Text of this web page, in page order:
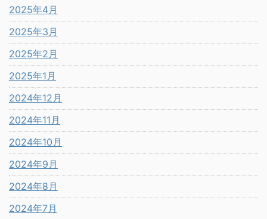
2025年4月
2025年3月
2025年2月
2025年1月
2024年12月
2024年11月
2024年10月
2024年9月
2024年8月
2024年7月